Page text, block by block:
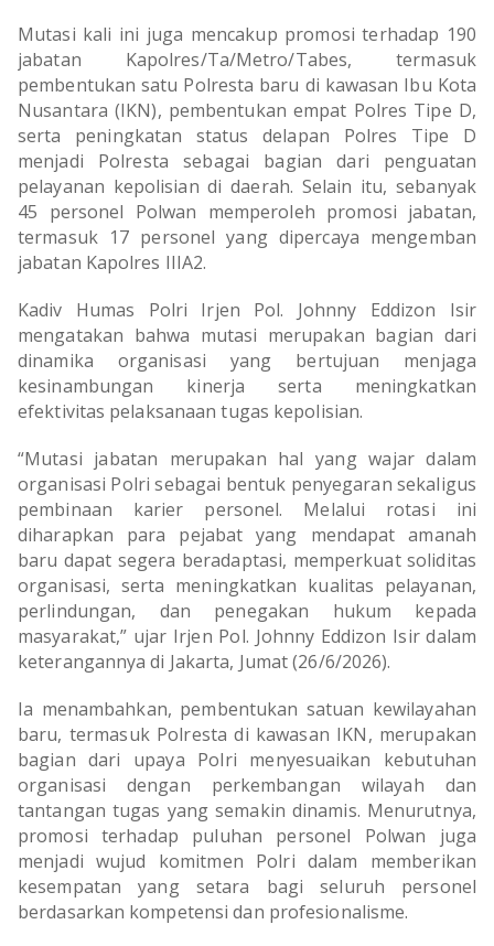
Mutasi kali ini juga mencakup promosi terhadap 190
jabatan Kapolres/Ta/Metro/Tabes, termasuk
pembentukan satu Polresta baru di kawasan Ibu Kota
Nusantara (IKN), pembentukan empat Polres Tipe D,
serta peningkatan status delapan Polres Tipe D
menjadi Polresta sebagai bagian dari penguatan
pelayanan kepolisian di daerah. Selain itu, sebanyak
45 personel Polwan memperoleh promosi jabatan,
termasuk 17 personel yang dipercaya mengemban
jabatan Kapolres IIIA2.
Kadiv Humas Polri Irjen Pol. Johnny Eddizon Isir
mengatakan bahwa mutasi merupakan bagian dari
dinamika organisasi yang bertujuan menjaga
kesinambungan kinerja serta meningkatkan
efektivitas pelaksanaan tugas kepolisian.
“Mutasi jabatan merupakan hal yang wajar dalam
organisasi Polri sebagai bentuk penyegaran sekaligus
pembinaan karier personel. Melalui rotasi ini
diharapkan para pejabat yang mendapat amanah
baru dapat segera beradaptasi, memperkuat soliditas
organisasi, serta meningkatkan kualitas pelayanan,
perlindungan, dan penegakan hukum kepada
masyarakat,” ujar Irjen Pol. Johnny Eddizon Isir dalam
keterangannya di Jakarta, Jumat (26/6/2026).
Ia menambahkan, pembentukan satuan kewilayahan
baru, termasuk Polresta di kawasan IKN, merupakan
bagian dari upaya Polri menyesuaikan kebutuhan
organisasi dengan perkembangan wilayah dan
tantangan tugas yang semakin dinamis. Menurutnya,
promosi terhadap puluhan personel Polwan juga
menjadi wujud komitmen Polri dalam memberikan
kesempatan yang setara bagi seluruh personel
berdasarkan kompetensi dan profesionalisme.